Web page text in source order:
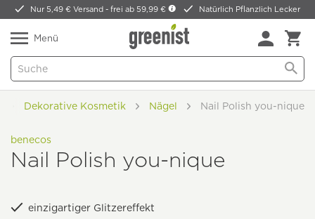
Nur 5,49 € Versand -frei ab 59,99 € Natürlich Pflanzlich Lecker
Menü
Dekorative Kosmetik Nägel Nail Polish you-nique
benecos
Nail Polish you-nique
einzigartiger Glitzereffekt